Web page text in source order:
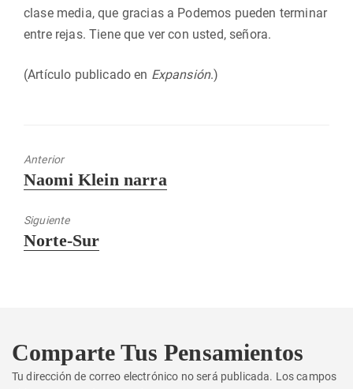
clase media, que gracias a Podemos pueden terminar
entre rejas. Tiene que ver con usted, señora.
(Artículo publicado en Expansión.)
Anterior
Entrada
Naomi Klein narra
Siguiente
Entrada
Norte-Sur
Comparte Tus Pensamientos
Tu dirección de correo electrónico no será publicada. Los campos